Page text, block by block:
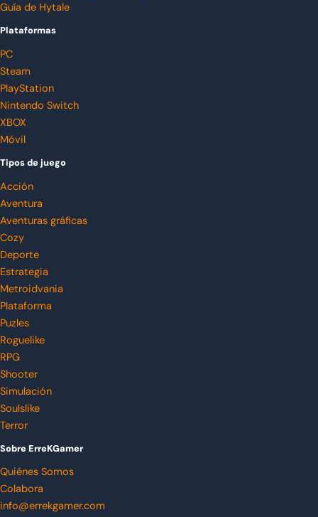
Guía de Hytale
Plataformas
PC
Steam
PlayStation
Nintendo Switch
XBOX
Móvil
Tipos de juego
Acción
Aventura
Aventuras gráficas
Cozy
Deporte
Estrategia
Metroidvania
Plataforma
Puzles
Roguelike
RPG
Shooter
Simulación
Soulslike
Terror
Sobre ErreKGamer
Quiénes Somos
Colabora
info@errekgamer.com